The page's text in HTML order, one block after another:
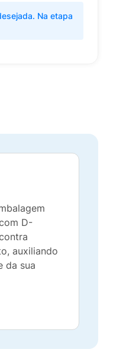
Na etapa
D-
auxiliando
da sua